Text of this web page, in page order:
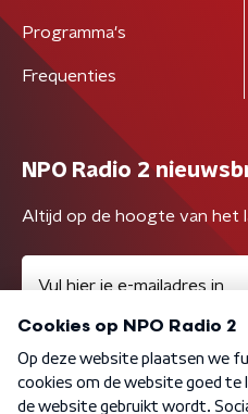
Programma's
Frequenties
NPO Radio 2
Altijd op de hoogte van het